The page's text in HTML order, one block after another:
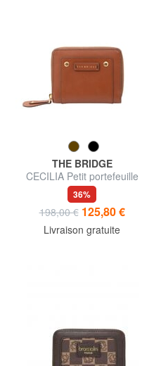
THE BRIDGE
CECILIA Petit portefeuille
zippé
36%
198,00 € 125,80 €
Livraison gratuite